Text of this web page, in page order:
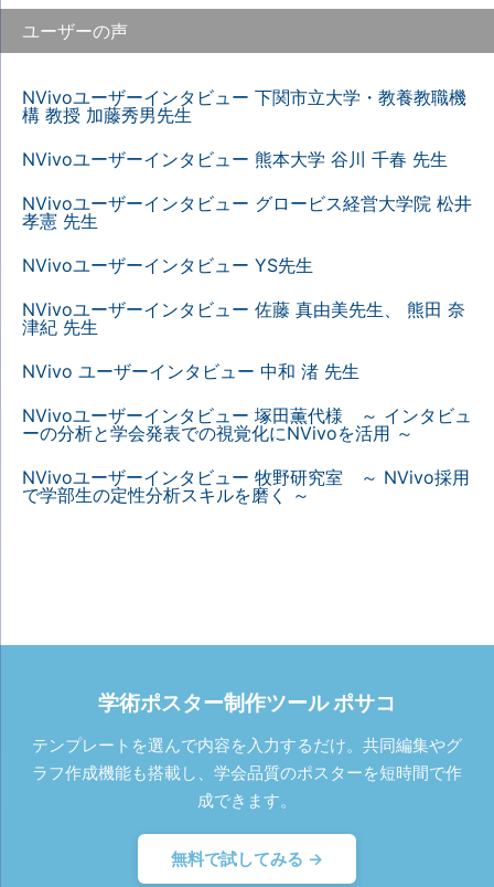
ユーザーの声
NVivoユーザーインタビュー 下関市立大学・教養教職機
構 教授 加藤秀男先生
NVivoユーザーインタビュー 熊本大学 谷川 千春 先生
NVivoユーザーインタビュー グロービス経営大学院 松井
孝憲 先生
NVivoユーザーインタビュー YS先生
NVivoユーザーインタビュー 佐藤 真由美先生、 熊田 奈
津紀 先生
NVivo ユーザーインタビュー 中和 渚 先生
NVivoユーザーインタビュー 塚田薫代様 ～ インタビュ
ーの分析と学会発表での視覚化にNVivoを活用 ～
NVivoユーザーインタビュー 牧野研究室 ～ NVivo採用
で学部生の定性分析スキルを磨く ～
学術ポスター制作ツール ポサコ
テンプレートを選んで内容を入力するだけ。共同編集やグ
ラフ作成機能も搭載し、学会品質のポスターを短時間で作
成できます。
無料で試してみる →